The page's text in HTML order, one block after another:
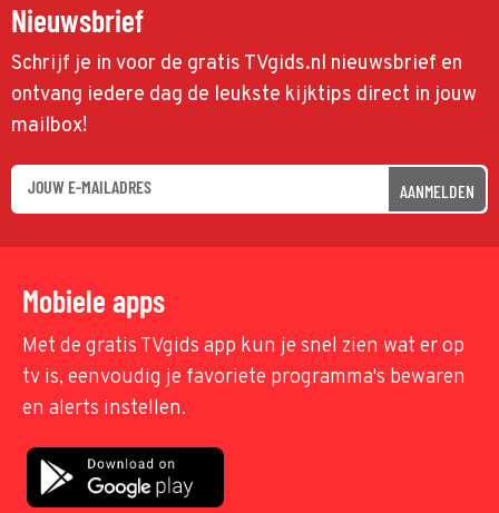
Nieuwsbrief
Schrijf je in voor de gratis TVgids.nl nieuwsbrief en
ontvang iedere dag de leukste kijktips direct in jouw
mailbox!
AANMELDEN
Mobiele apps
Met de gratis TVgids app kun je snel zien wat er op
tv is, eenvoudig je favoriete programma's bewaren
en alerts instellen.